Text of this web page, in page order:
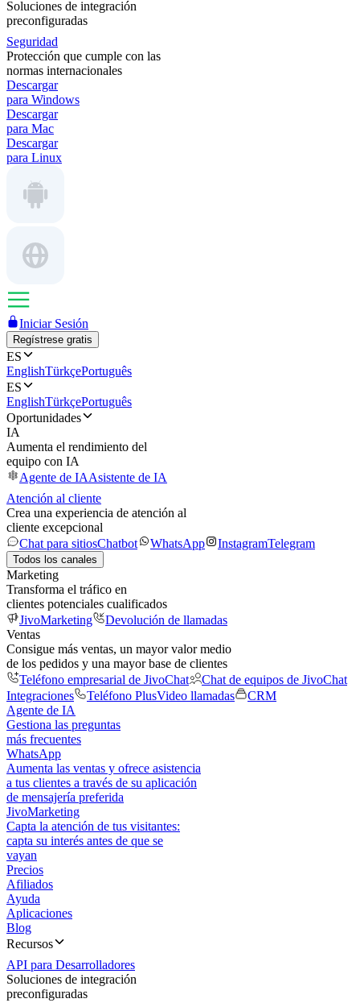
Soluciones de integración
preconfiguradas
Seguridad
Protección que cumple con las
normas internacionales
Descargar
para Windows
Descargar
para Mac
Descargar
para Linux
Iniciar Sesión
Regístrese gratis
ES
EnglishTürkçePortuguês
ES
EnglishTürkçePortuguês
Oportunidades
IA
Aumenta el rendimiento del
equipo con IA
Agente de IAAsistente de IA
Atención al cliente
Crea una experiencia de atención al
cliente excepcional
Chat para sitiosChatbot WhatsApp InstagramTelegram
Todos los canales
Marketing
Transforma el tráfico en
clientes potenciales cualificados
JivoMarketing
Devolución de llamadas
Ventas
Consigue más ventas, un mayor valor medio
de los pedidos y una mayor base de clientes
Teléfono empresarial de JivoChat
Chat de equipos de JivoChat
Integraciones
Teléfono PlusVideo llamadas
CRM
Agente de IA
Gestiona las preguntas
más frecuentes
WhatsApp
Aumenta las ventas y ofrece asistencia
a tus clientes a través de su aplicación
de mensajería preferida
JivoMarketing
Capta la atención de tus visitantes:
capta su interés antes de que se
vayan
Precios
Afiliados
Ayuda
Aplicaciones
Blog
Recursos
API para Desarrolladores
Soluciones de integración
preconfiguradas